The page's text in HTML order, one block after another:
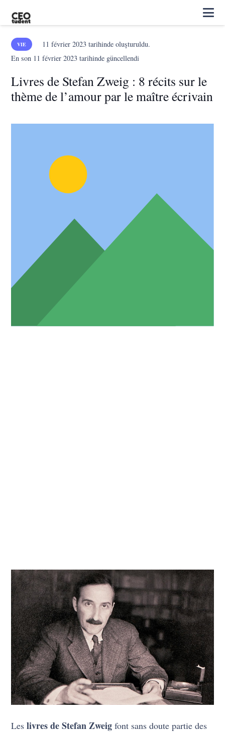
VIE 11 février 2023tarihinde oluşturuldu.
En son 11 février 2023 tarihinde güncellendi
Livres de Stefan Zweig : 8 récits sur le
thème de l’amour par le maître écrivain
Leslivres de Stefan Zweig font sans doute partie des